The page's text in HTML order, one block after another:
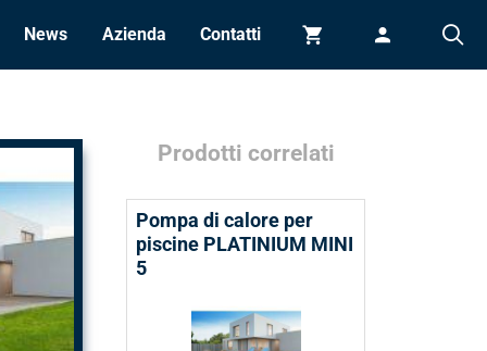
Carrello Accedi
News Azienda Contatti
Prodotti correlati
Pompa di calore per
piscine PLATINIUM MINI
5